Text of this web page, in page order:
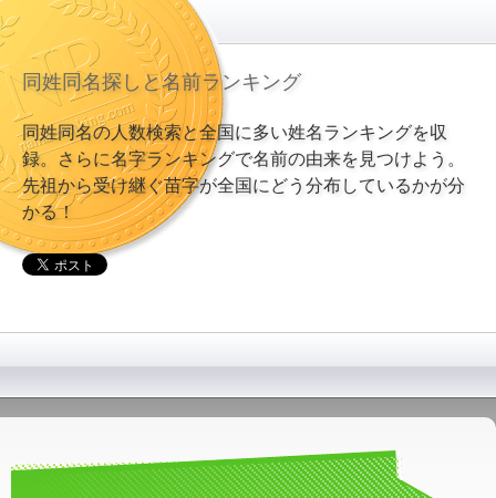
同姓同名探しと名前ランキング
同姓同名の人数検索と全国に多い姓名ランキングを収
録。さらに名字ランキングで名前の由来を見つけよう。
先祖から受け継ぐ苗字が全国にどう分布しているかが分
かる！